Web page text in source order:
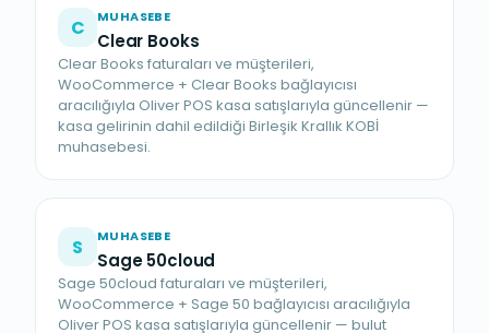
C MUHASEBE
Clear Books
Clear Books faturaları ve müşterileri,
WooCommerce + Clear Books bağlayıcısı
aracılığıyla Oliver POS kasa satışlarıyla güncellenir —
kasa gelirinin dahil edildiği Birleşik Krallık KOBİ
muhasebesi.
S MUHASEBE
Sage 50cloud
Sage 50cloud faturaları ve müşterileri,
WooCommerce + Sage 50 bağlayıcısı aracılığıyla
Oliver POS kasa satışlarıyla güncellenir — bulut